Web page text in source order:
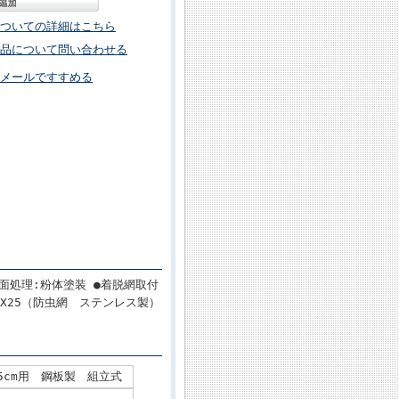
いての詳細はこちら
について問い合わせる
ールですすめる
理:粉体塗装 ●着脱網取付
（防虫網 ステンレス製）
用 鋼板製 組立式